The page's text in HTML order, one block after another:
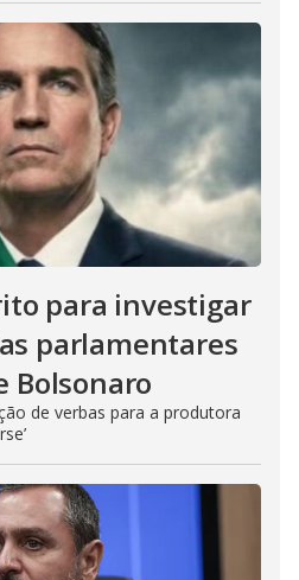
para investigar
parlamentares
Bolsonaro
de verbas para a produtora